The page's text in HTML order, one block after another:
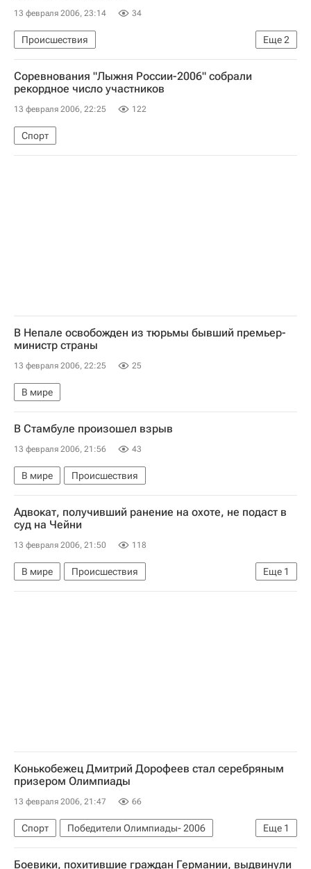
13 февраля 2006, 23:14 34
Еще2
Происшествия
Пожар в здании издательства "Пресса" в Москве
Расследование пожара в московском издательстве "Пресса"
Соревнования "Лыжня России-2006" собрали
рекордное число участников
13 февраля 2006, 22:25 122
Спорт
В Непале освобожден из тюрьмы бывший премьер-
министр страны
13 февраля 2006, 22:25 25
В мире
В Стамбуле произошел взрыв
13 февраля 2006, 21:56 43
В мире Происшествия
Адвокат, получивший ранение на охоте, не подаст в
суд на Чейни
13 февраля 2006, 21:50 118
Еще 1
В мире
Происшествия
"Инцидент на охоте": вице-президент США подстрелил друга
Конькобежец Дмитрий Дорофеев стал серебряным
призером Олимпиады
13 февраля 2006, 21:47 66
Еще 1
Спорт
Победители Олимпиады- 2006
Российские медалисты в Турине
Боевики, похитившие граждан Германии, выдвинули